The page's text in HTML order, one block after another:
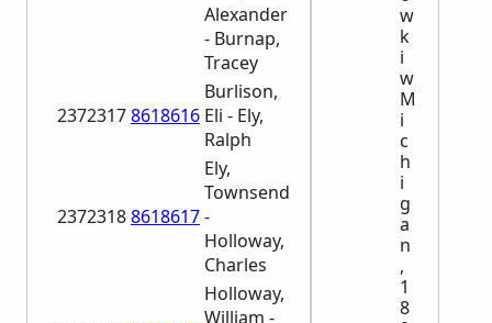
Alexander
- Burnap,
Tracey
23723178618616
Burlison,
Eli - Ely,
Ralph
23723188618617
Ely,
Townsend
-
Holloway,
Charles
Holloway,
William -
w
k
i
w
M
i
c
h
i
g
a
n
,
1
8